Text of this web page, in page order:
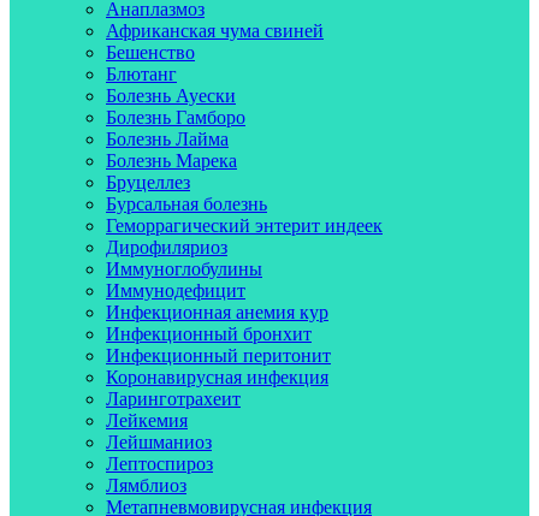
Анаплазмоз
Африканская чума свиней
Бешенство
Блютанг
Болезнь Ауески
Болезнь Гамборо
Болезнь Лайма
Болезнь Марека
Бруцеллез
Бурсальная болезнь
Геморрагический энтерит индеек
Дирофиляриоз
Иммуноглобулины
Иммунодефицит
Инфекционная анемия кур
Инфекционный бронхит
Инфекционный перитонит
Коронавирусная инфекция
Ларинготрахеит
Лейкемия
Лейшманиоз
Лептоспироз
Лямблиоз
Метапневмовирусная инфекция